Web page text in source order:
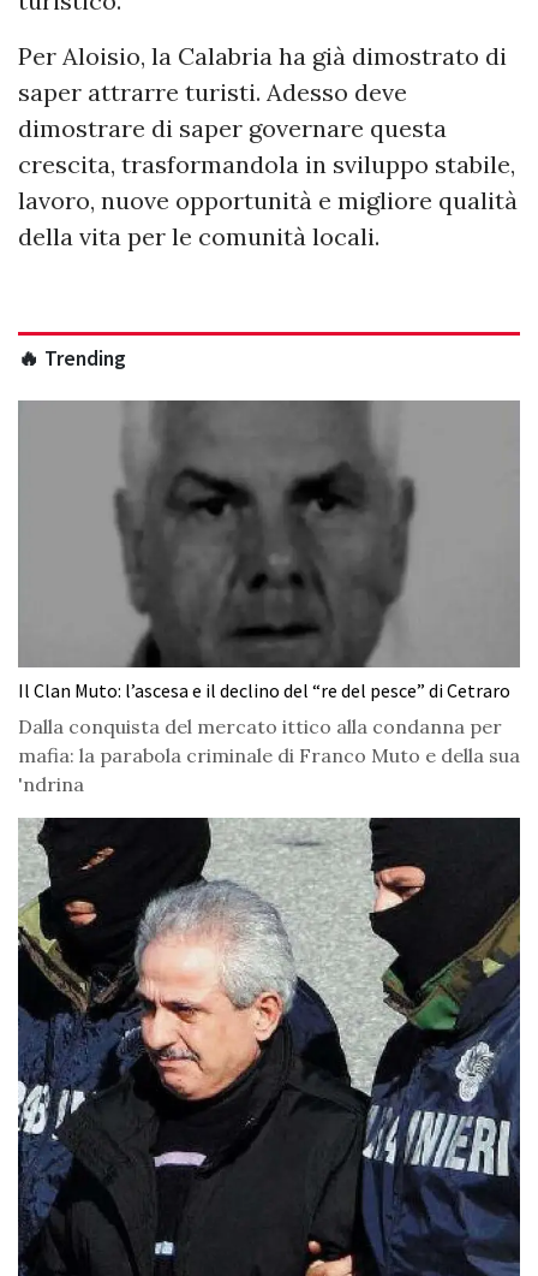
Per Aloisio, la Calabria ha già dimostrato di
saper attrarre turisti. Adesso deve
dimostrare di saper governare questa
crescita, trasformandola in sviluppo stabile,
lavoro, nuove opportunità e migliore qualità
della vita per le comunità locali.
🔥 Trending
Il Clan Muto: l’ascesa e il declino del “re del pesce” di Cetraro
Dalla conquista del mercato ittico alla condanna per
mafia: la parabola criminale di Franco Muto e della sua
'ndrina